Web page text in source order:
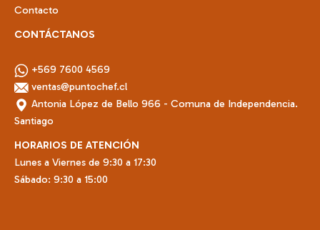
Contacto
CONTÁCTANOS
+569 7600 4569
ventas@puntochef.cl
Antonia López de Bello 966 - Comuna de Independencia.
Santiago
HORARIOS DE ATENCIÓN
Lunes a Viernes de 9:30 a 17:30
Sábado: 9:30 a 15:00